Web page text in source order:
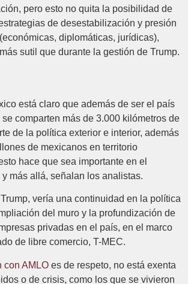
pero esto no quita la posibilidad de
de desestabilización y presión
diplomáticas, jurídicas),
sutil que durante la gestión de Trump.
está claro que además de ser el país
comparten más de 3.000 kilómetros de
de la política exterior e interior, además
de mexicanos en territorio
hace que sea importante en el
más allá, señalan los analistas.
vería una continuidad en la política
del muro y la profundización de
privadas en el país, en el marco
de libre comercio, T-MEC.
con AMLO es de respeto, no está exenta
o de crisis, como los que se vivieron